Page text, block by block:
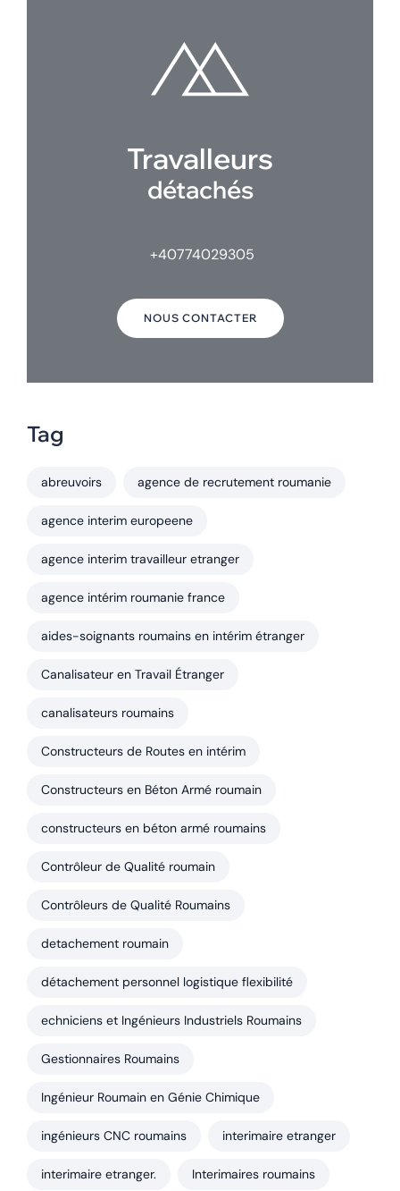
Travalleurs
détachés
+40774029305
NOUS CONTACTER
Tag
abreuvoirs agence de recrutement roumanie
agence interim europeene
agence interim travailleur etranger
agence intérim roumanie france
aides-soignants roumains en intérim étranger
Canalisateur en Travail Étranger
canalisateurs roumains
Constructeurs de Routes en intérim
Constructeurs en Béton Armé roumain
constructeurs en béton armé roumains
Contrôleur de Qualité roumain
Contrôleurs de Qualité Roumains
detachement roumain
détachement personnel logistique flexibilité
echniciens et Ingénieurs Industriels Roumains
Gestionnaires Roumains
Ingénieur Roumain en Génie Chimique
ingénieurs CNC roumains interimaire etranger
interimaire etranger. Interimaires roumains